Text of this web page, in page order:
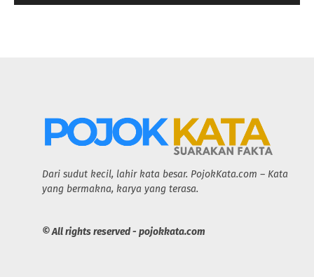
Dari sudut kecil, lahir kata besar. PojokKata.com – Kata
yang bermakna, karya yang terasa.
© All rights reserved - pojokkata.com